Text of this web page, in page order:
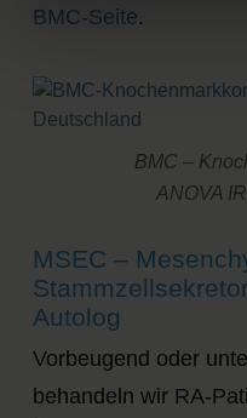
BMC-Seite.
BMC –
ANOVA
MSEC –
Autolog
Vorbeugend oder
behandeln wir RA-